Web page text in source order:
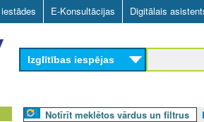
Skip
to
main
content
E-Konsultācijas Digitālais
Izglītības iespējas
Notīrīt meklētos vārdus un filtrus